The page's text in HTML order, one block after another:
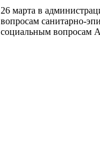
26 марта в
вопросам санитарно-
социальным вопросам